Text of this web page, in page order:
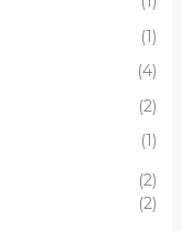
(1)
(4)
(2)
(1)
(2)
(2)